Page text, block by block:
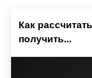
Как
получить...